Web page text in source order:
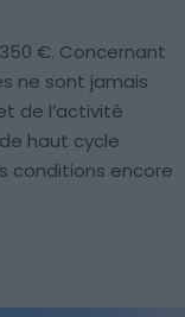
€. Concernant
ne sont jamais
de l’activité
haut cycle
conditions encore